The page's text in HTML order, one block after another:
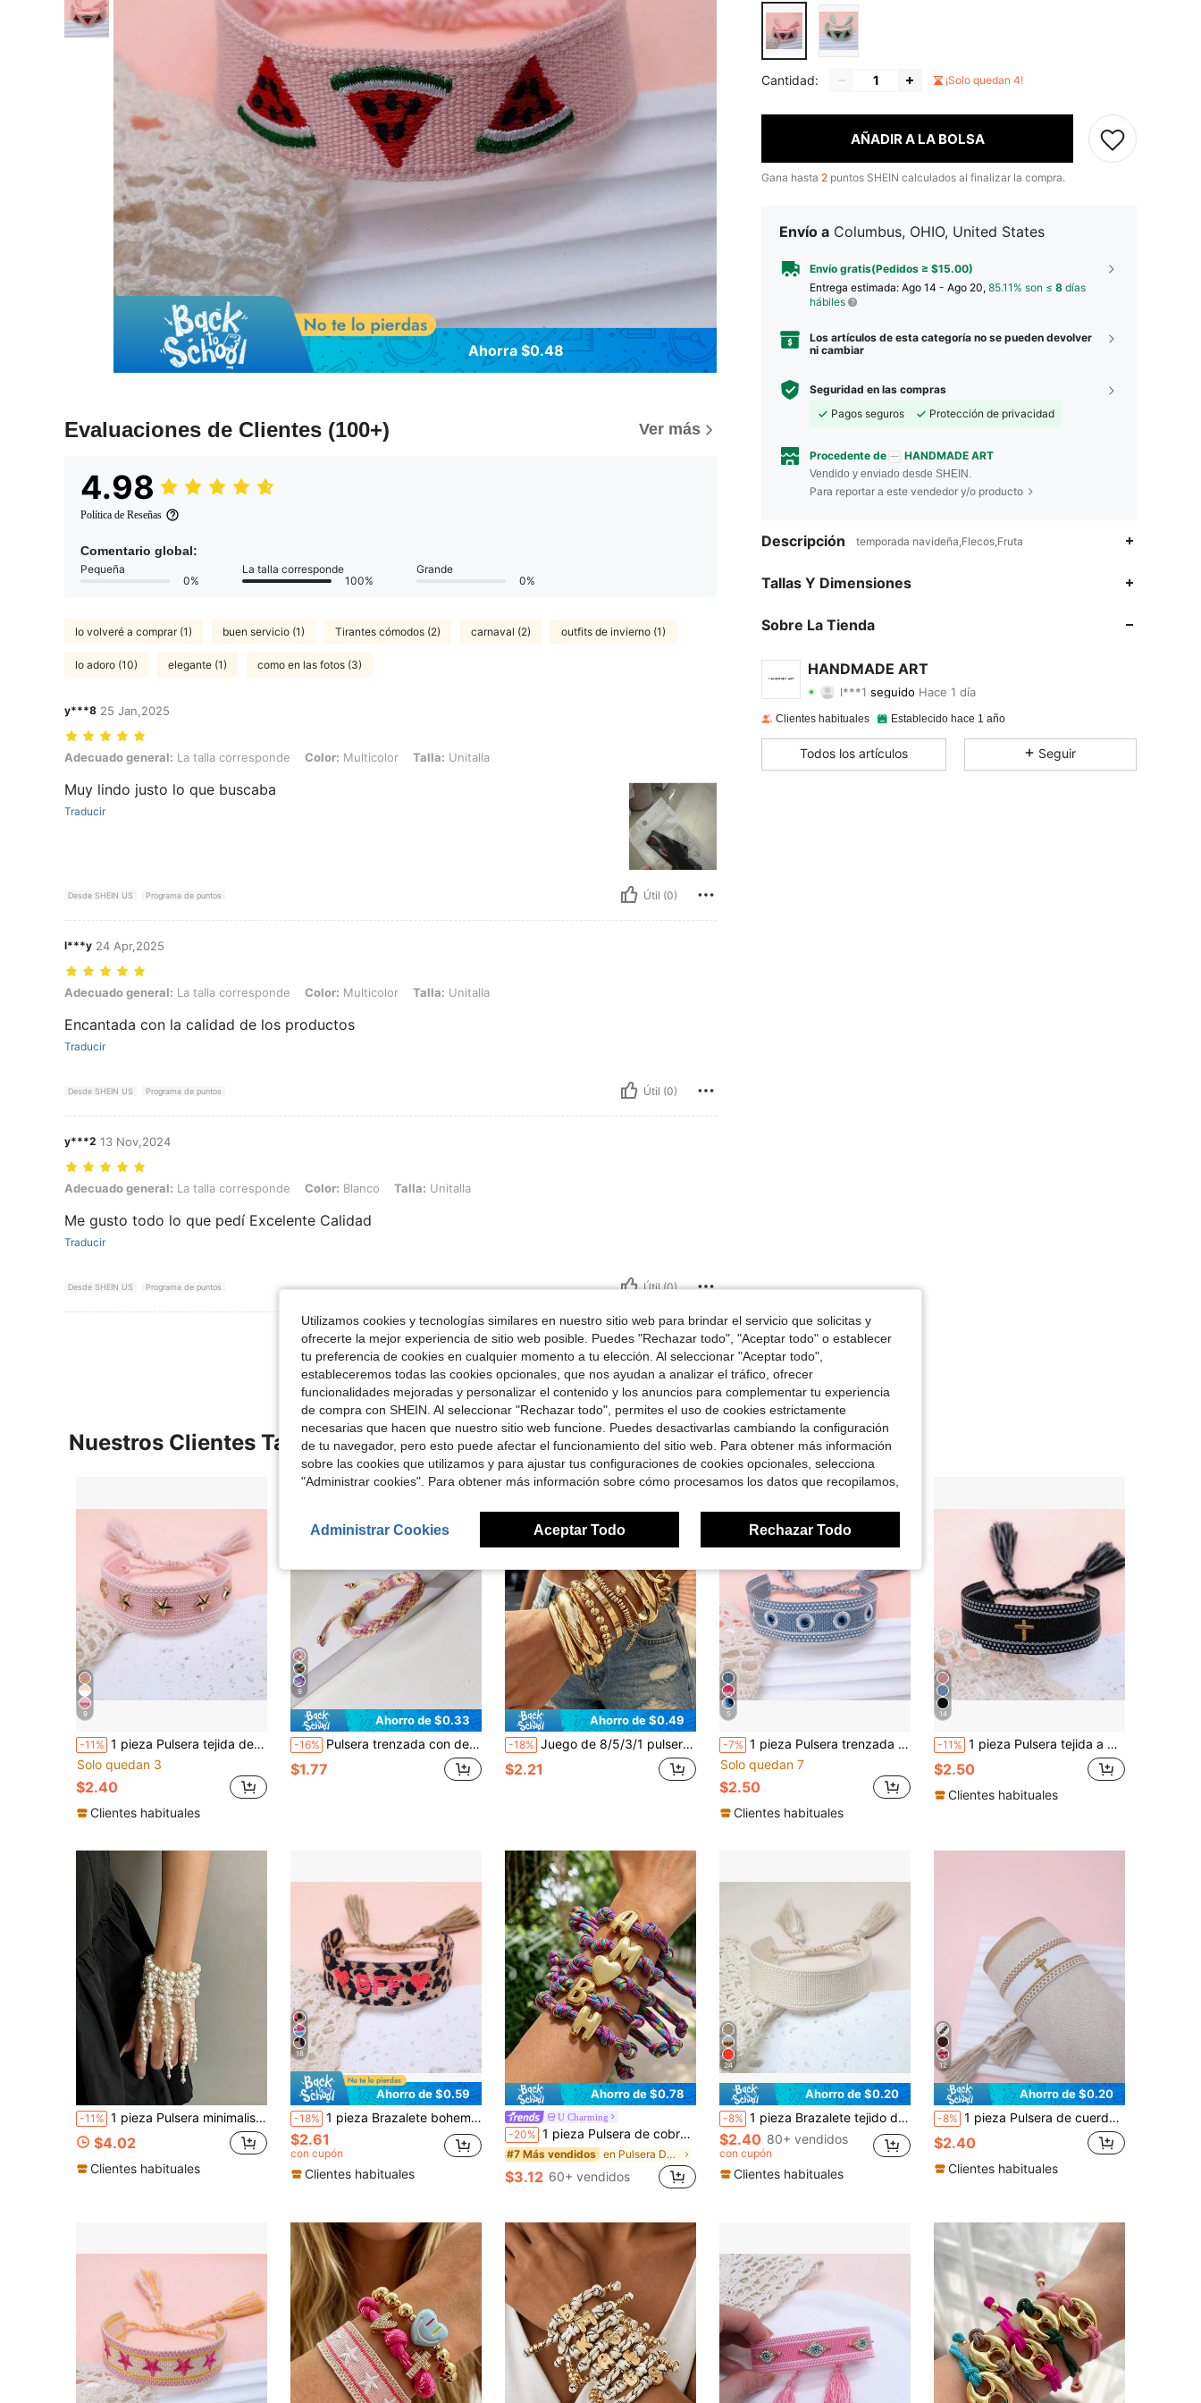
Ahorra $0.48
Evaluaciones de Clientes (100+) Ver más
4.98
Política de Reseñas
Comentario global:
Pequeña
0%
La talla corresponde
100%
Grande
0%
lo volveré a comprar (1) buen servicio (1) Tirantes cómodos (2) carnaval (2) outfits de invierno (1)
lo adoro (10) elegante (1) como en las fotos (3)
y***8 25 Jan,2025
Adecuado general: La talla corresponde, Color: Multicolor, Talla: Unitalla
Adecuado general: La talla corresponde Color: Multicolor Talla: Unitalla
Muy lindo justo lo que buscaba
Traducir
Desde SHEIN US Programa de puntos Útil (0)
l***y 24 Apr,2025
Adecuado general: La talla corresponde, Color: Multicolor, Talla: Unitalla
Adecuado general: La talla corresponde Color: Multicolor Talla: Unitalla
Encantada con la calidad de los productos
Traducir
Desde SHEIN US Programa de puntos Útil (0)
y***2 13 Nov,2024
Adecuado general: La talla corresponde, Color: Blanco, Talla: Unitalla
Adecuado general: La talla corresponde Color: Blanco Talla: Unitalla
Me gusto todo lo que pedí Excelente Calidad
Traducir
Desde SHEIN US Programa de puntos Útil (0)
Ver Más Reseñas
Cantidad: ¡Solo quedan 4!
AÑADIR A LA BOLSA
Gana hasta 2 puntos SHEIN calculados al finalizar la compra.
Envío a Columbus, OHIO, United States
Envío gratis(Pedidos ≥ $15.00)
Entrega estimada: Ago 14 - Ago 20, 85.11% son ≤ 8 días
hábiles
Los artículos de esta categoría no se pueden devolver
ni cambiar
Seguridad en las compras
Pagos seguros
Protección de privacidad
Procedente de HANDMADE ART
Vendido y enviado desde SHEIN.
Para reportar a este vendedor y/o producto
Descripción temporada navideña,Flecos,Fruta
Tallas Y Dimensiones
Sobre La Tienda
HANDMADE ART
l***1seguido Hace 1 día
4.95 Calificación 499Artículos
4.95 499 3.1K
Clientes habituales Establecido hace 1 año
Todos los artículos Seguir
Nuestros Clientes También Vieron
9
-11% 1 pieza Pulsera tejida de moda con tachuelas en forma de estrella
Solo quedan 3
$2.40
Clientes habituales
9
Ahorro de $0.33
-16% Pulsera trenzada con degradado arcoíris estilo macaron con brillo sutil, estilo dulce suave, diseño de nicho, pulsera para mejores amigos
$1.77
Ahorro de $0.49
-18% Juego de 8/5/3/1 pulseras de cadena gruesa de metal dorado de estilo casual europeo y americano para mujer, adecuado para uso diario casual, fiestas, vacaciones en la playa y como regalo
$2.21
5
-7% 1 pieza Pulsera trenzada hecha a mano con bordado de ojo malvado creativo, estilo bohemio, adecuado para uso diario, fiestas, viajes, regalos, bendiciones
Solo quedan 7
$2.50
Clientes habituales
14
-11% 1 pieza Pulsera tejida a mano con borlas y bordado de cruz en estilo bohemio
$2.50
Clientes habituales
-11% 1 pieza Pulsera minimalista de varias capas con perlas y borlas para mujeres, diseño de moda popular de nicho Ins, accesorio de pulsera de lujo adecuado para el uso diario de las mujeres
$4.02
Clientes habituales
18
Ahorro de $0.59
-18% 1 pieza Brazalete bohemio hecho a mano ajustable con estampado de leopardo, flecos y trenzas, adecuado para mujer en fiestas, viajes y uso diario
$2.61
con cupón
Clientes habituales
Ahorro de $0.78
U Charming
-20% 1 pieza Pulsera de cobre de alta calidad con nudo trenzado de 26 letras, estilo bohemio vintage, creativo, elegante, de lujo y clásico, para mujeres, hermanas, parejas, regalo de joyería para graduación/baile de graduación, adecuada para uso diario, citas, fiestas, vacaciones de verano en la playa, tamaño ajustable
#7 Más vendidos en Pulsera De Tenis Para Mujer
$3.12 60+ vendidos
24
Ahorro de $0.20
-8% 1 pieza Brazalete tejido de estilo bohemio minimalista vintage hecho a mano, adecuado como regalo para familiares, amigos, estudiantes, festivales, fiestas, viajes
$2.40 80+ vendidos
con cupón
Clientes habituales
12
Ahorro de $0.20
-8% 1 pieza Pulsera de cuerda bohemio cruzado con bordado con diseño de fleco para mujeres para decoración diaria
$2.40
Clientes habituales
Utilizamos cookies y tecnologías similares en nuestro sitio web para brindar el servicio que solicitas y
ofrecerte la mejor experiencia de sitio web posible. Puedes "Rechazar todo", "Aceptar todo" o establecer
tu preferencia de cookies en cualquier momento a tu elección. Al seleccionar "Aceptar todo",
estableceremos todas las cookies opcionales, que nos ayudan a analizar el tráfico, ofrecer
funcionalidades mejoradas y personalizar el contenido y los anuncios para complementar tu experiencia
de compra con SHEIN. Al seleccionar "Rechazar todo", permites el uso de cookies estrictamente
necesarias que hacen que nuestro sitio web funcione. Puedes desactivarlas cambiando la configuración
de tu navegador, pero esto puede afectar el funcionamiento del sitio web. Para obtener más información
sobre las cookies que utilizamos y para ajustar tus configuraciones de cookies opcionales, selecciona
"Administrar cookies". Para obtener más información sobre cómo procesamos los datos que recopilamos,
Administrar Cookies Aceptar Todo Rechazar Todo